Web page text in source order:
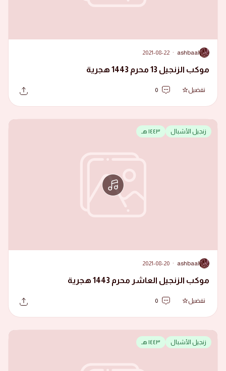
A
ashbaal
·
2021-08-22
موكب الزنجيل 13 محرم 1443 هجرية
تفضيل 0
زنجيل الأشبال ١٤٤٣ هـ
A
ashbaal
·
2021-08-20
موكب الزنجيل العاشر محرم 1443 هجرية
تفضيل 0
زنجيل الأشبال ١٤٤٣ هـ